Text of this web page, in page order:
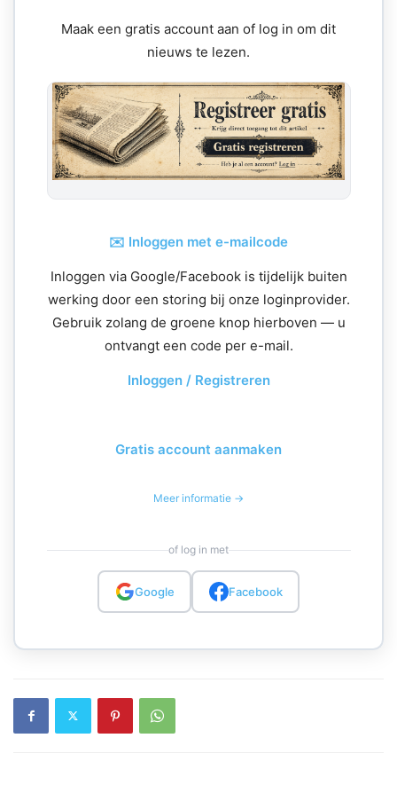
Maak een gratis account aan of log in om dit
nieuws te lezen.
✉️ Inloggen met e-mailcode
Inloggen via Google/Facebook is tijdelijk buiten
werking door een storing bij onze loginprovider.
Gebruik zolang de groene knop hierboven — u
ontvangt een code per e-mail.
Inloggen / Registreren
Gratis account aanmaken
Meer informatie →
of log in met
Google Facebook